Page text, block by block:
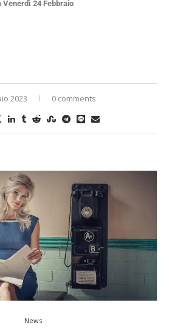
Venerdì 24 Febbraio
2023 0 comments
News